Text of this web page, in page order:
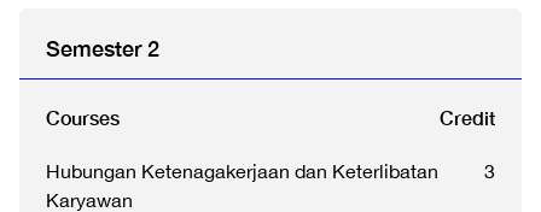
Semester 2
Courses Credit
Hubungan Ketenagakerjaan dan Keterlibatan
Karyawan
3